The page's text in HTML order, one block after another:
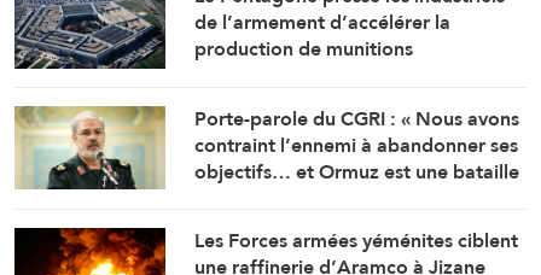
de l’armement d’accélérer la
production de munitions
Porte-parole du CGRI : « Nous avons
contraint l’ennemi à abandonner ses
objectifs… et Ormuz est une bataille
Les Forces armées yéménites ciblent
une raffinerie d’Aramco à Jizane